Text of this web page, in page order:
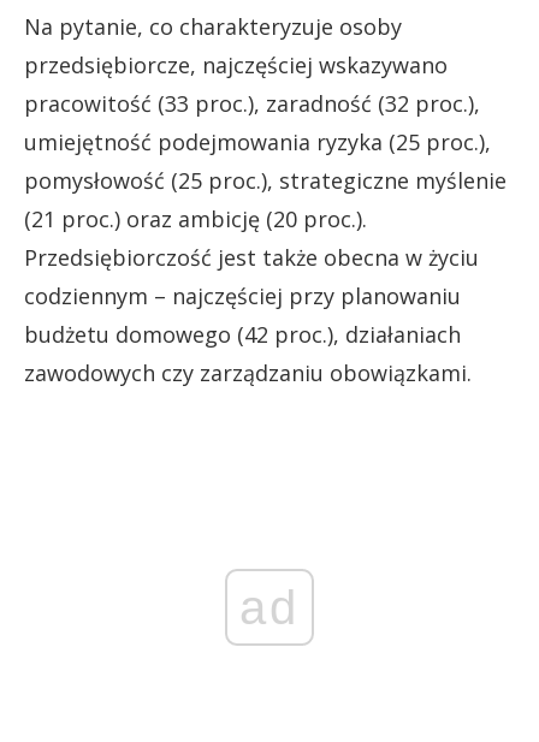
Na pytanie, co charakteryzuje osoby
przedsiębiorcze, najczęściej wskazywano
pracowitość (33 proc.), zaradność (32 proc.),
umiejętność podejmowania ryzyka (25 proc.),
pomysłowość (25 proc.), strategiczne myślenie
(21 proc.) oraz ambicję (20 proc.).
Przedsiębiorczość jest także obecna w życiu
codziennym – najczęściej przy planowaniu
budżetu domowego (42 proc.), działaniach
zawodowych czy zarządzaniu obowiązkami.
ad